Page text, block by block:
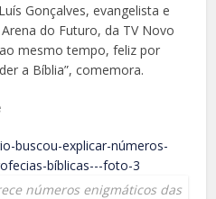
Gonçalves, evangelista e
do Futuro, da TV Novo
mesmo tempo, feliz por
a Bíblia”, comemora.
números enigmáticos das